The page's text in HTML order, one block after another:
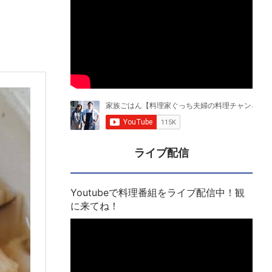
ライブ配信
Youtubeで料理番組をライブ配信中！観
に来てね！